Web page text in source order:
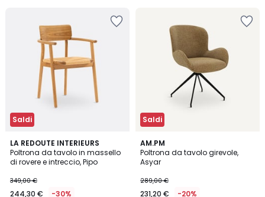
Saldi
LA REDOUTE INTERIEURS
Poltrona da tavolo in massello
di rovere e intreccio, Pipo
349,00 €
244,30 € -30%
3,9
/ 5
Saldi
AM.PM
Poltrona da tavolo girevole,
Asyar
289,00 €
231,20 € -20%
4,7
/ 5